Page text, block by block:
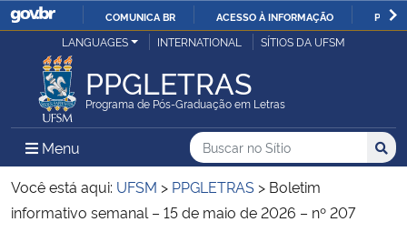
IR
O
COMUNICA BR ACESSO À INFORMAÇÃO
Ministério da Justiça e Segurança Pública
Ministério da Defesa
Ministério das Relações Exteriores
LANGUAGES INTERNATIONAL SÍTIOS DA UFSM
PPGLETRAS
Programa de Pós-Graduação em Letras
Menu Menu Principal do Sítio
Busca
Buscar no no Sítio
Busca:
Você está aqui: UFSM > PPGLETRAS > Boletim
informativo semanal – 15 de maio de 2026 – nº 207